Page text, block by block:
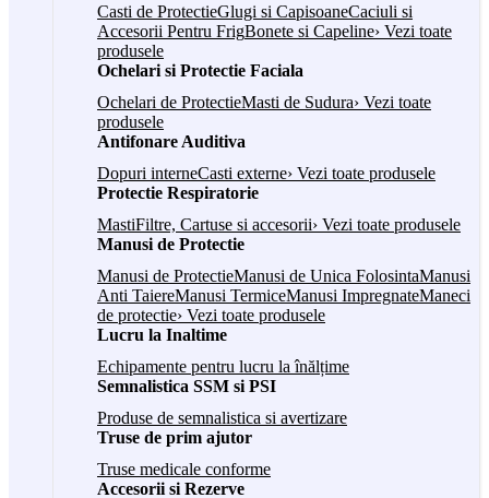
Casti de ProtectieGlugi si CapisoaneCaciuli si
Accesorii Pentru FrigBonete si Capeline› Vezi toate
produsele
Ochelari si Protectie Faciala
Ochelari de ProtectieMasti de Sudura› Vezi toate
produsele
Antifonare Auditiva
Dopuri interneCasti externe› Vezi toate produsele
Protectie Respiratorie
MastiFiltre, Cartuse si accesorii› Vezi toate produsele
Manusi de Protectie
Manusi de ProtectieManusi de Unica FolosintaManusi
Anti TaiereManusi TermiceManusi ImpregnateManeci
de protectie› Vezi toate produsele
Lucru la Inaltime
Echipamente pentru lucru la înălțime
Semnalistica SSM si PSI
Produse de semnalistica si avertizare
Truse de prim ajutor
Truse medicale conforme
Accesorii si Rezerve